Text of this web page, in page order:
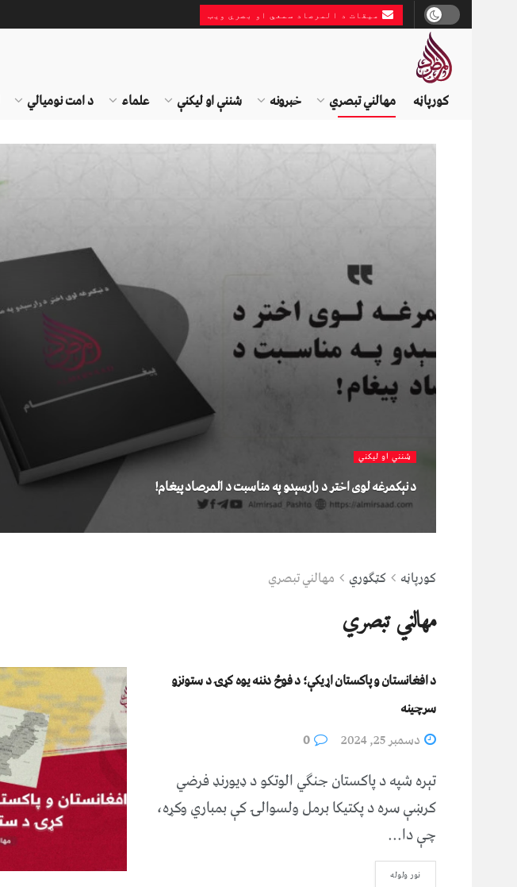
میقات د المرصاد سمعي او بصري ویب
کورپاڼه مهالني تبصري خبرونه شننې او لیکنې علماء د امت نومیالي
شنني او لیکني
د نېکمرغه لوی اختر د رارسېدو په مناسبت د المرصاد پیغام!
کورپاڼه کټګوري مهالني تبصري
مهالني تبصري
د افغانستان و پاکستان اړیکې؛ د فوځ دننه یوه کړۍ د ستونزو
سرچینه
دسمبر 25, 2024
تېره شپه د پاکستان جنګي الوتکو د ډیورنډ فرضي
کرښې سره د پکتیکا برمل ولسوالۍ کې بمباري وکړه،
چې دا...
نور ولوله